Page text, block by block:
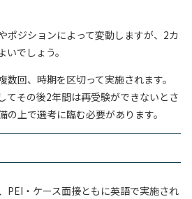
ポジションによって変動しますが、2カ
でしょう。
数回、時期を区切って実施されます。
てその後2年間は再受験ができないとさ
の上で選考に臨む必要があります。
PEI・ケース面接ともに英語で実施され